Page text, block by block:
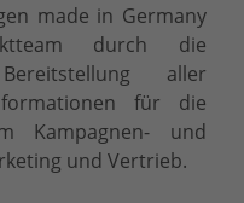
made in Germany
durch die
aller
für die
Kampagnen- und
und Vertrieb.